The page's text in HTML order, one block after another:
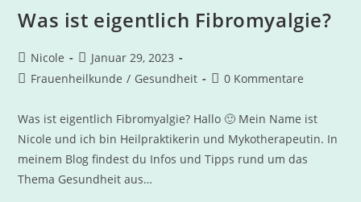
Was ist eigentlich Fibromyalgie?
Nicole
Januar 29, 2023
Frauenheilkunde / Gesundheit 0 Kommentare
Was ist eigentlich Fibromyalgie? Hallo 🙂 Mein Name ist
Nicole und ich bin Heilpraktikerin und Mykotherapeutin. In
meinem Blog findest du Infos und Tipps rund um das
Thema Gesundheit aus…